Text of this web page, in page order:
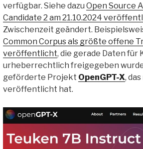
verfügbar. Siehe dazu Open Source
Candidate 2 am 21.10.2024
Zwischenzeit geändert.
Common Corpus als größte offene
veröffentlicht, die gerade Daten für
urheberrechtlich freigegeben
geförderte Projekt OpenGPT-X,
veröffentlicht hat.